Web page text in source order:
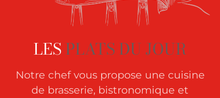
LESPLATS DU JOUR
Notre chef vous propose une cuisine
de brasserie, bistronomique et